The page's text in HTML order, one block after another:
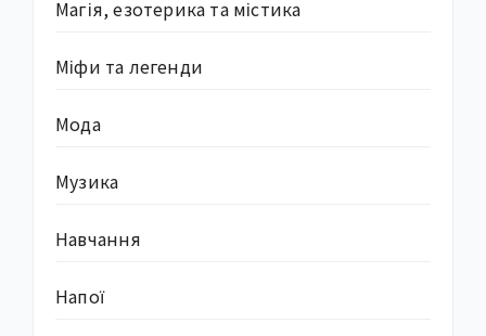
Магія, езотерика та містика
Міфи та легенди
Мода
Музика
Навчання
Напої